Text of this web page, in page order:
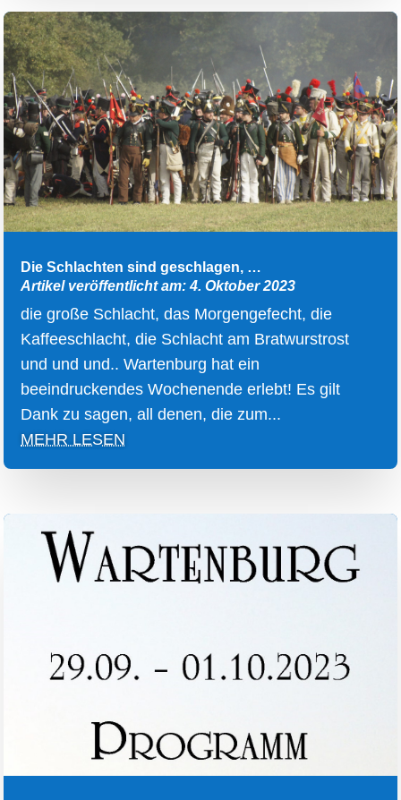
Die Schlachten sind geschlagen, …
Artikel veröffentlicht am: 4. Oktober 2023
die große Schlacht, das Morgengefecht, die
Kaffeeschlacht, die Schlacht am Bratwurstrost
und und und.. Wartenburg hat ein
beeindruckendes Wochenende erlebt! Es gilt
Dank zu sagen, all denen, die zum...
MEHR LESEN